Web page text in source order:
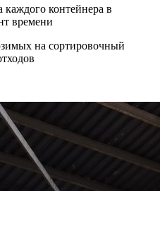
контейнера в
времени
на сортировочный